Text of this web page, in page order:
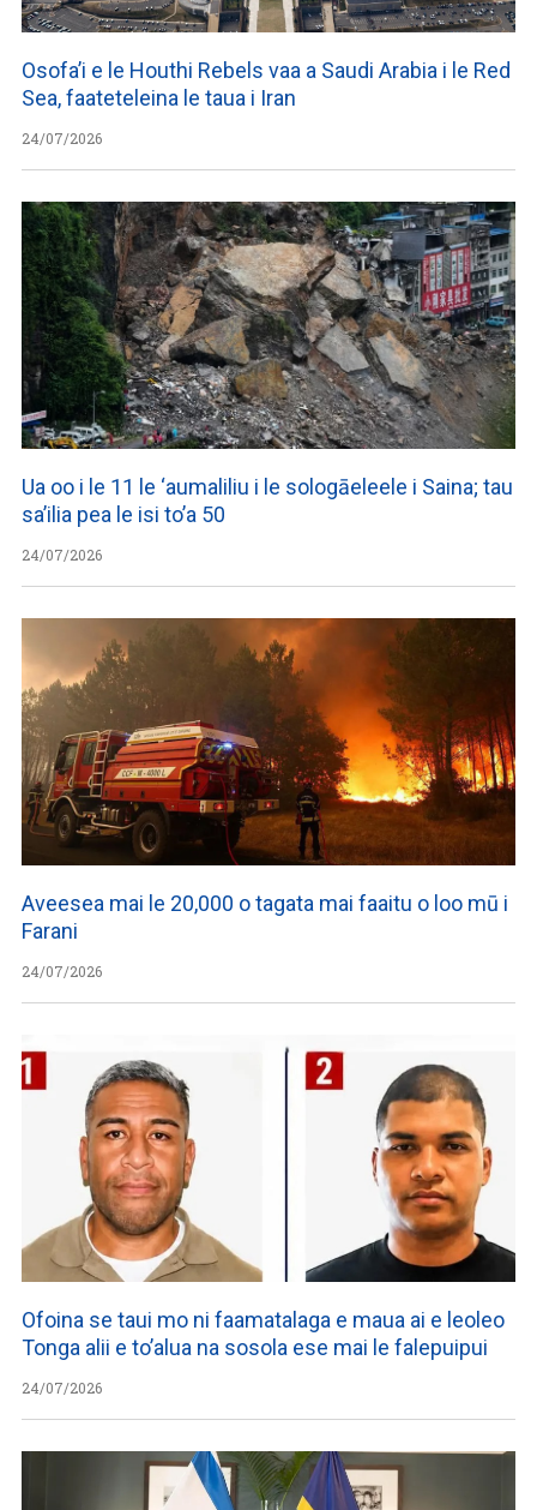
Osofa’i e le Houthi Rebels vaa a Saudi Arabia i le Red
Sea, faateteleina le taua i Iran
24/07/2026
Ua oo i le 11 le ‘aumaliliu i le sologāeleele i Saina; tau
sa’ilia pea le isi to’a 50
24/07/2026
Aveesea mai le 20,000 o tagata mai faaitu o loo mū i
Farani
24/07/2026
Ofoina se taui mo ni faamatalaga e maua ai e leoleo
Tonga alii e to’alua na sosola ese mai le falepuipui
24/07/2026